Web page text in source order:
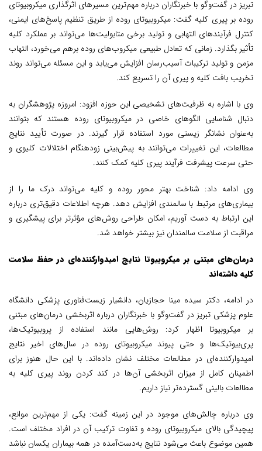
تبریز در گفت‌وگو با خبرنگاران درباره مهم‌ترین مسیرهای اثرگذاری میکروبیوتای
روده بر پیری کلیه گفت: میکروبیوتای روده از طریق تنظیم پاسخ‌های ایمنی،
کنترل فرآیندهای التهابی و تولید برخی متابولیت‌ها می‌تواند بر عملکرد کلیه
تأثیر بگذارد. زمانی که تعادل طبیعی میکروب‌های روده برهم می‌خورد، التهاب
مزمن و تولید ترکیبات آسیب‌رسان افزایش می‌یابد و این مسئله می‌تواند روند
تخریب بافت کلیه و پیری آن را تسریع کند.
وی با اشاره به ظرفیت‌های تشخیصی این حوزه افزود: امروزه پژوهشگران به
دنبال شناسایی الگوهای خاصی در میکروبیوتای روده هستند که بتوانند
به‌عنوان نشانگر زیستی مورد استفاده قرار گیرند. در صورت تأیید نتایج
مطالعات، این تغییرات می‌توانند به پیش‌بینی زودهنگام اختلالات کلیوی و
حتی سرعت پیشرفت فرآیند پیری کلیه کمک کنند.
وی ادامه داد: شناخت بهتر محور روده و کلیه می‌تواند درک ما را از
بیماری‌های مرتبط با سالمندی افزایش دهد. هرچه اطلاعات دقیق‌تری درباره
این ارتباط به دست آوریم، امکان طراحی روش‌های مؤثرتر برای پیشگیری و
مراقبت از سلامت سالمندان نیز بیشتر خواهد شد.
درمان‌های مبتنی بر میکروبیوتا نتایج امیدوارکننده‌ای در حفظ سلامت
کلیه داشته‌اند
در ادامه، دکتر سیده مینا حجازیان، دانشیار زیست‌فناوری پزشکی دانشگاه
علوم پزشکی تبریز در گفت‌وگو با خبرنگاران درباره اثربخشی درمان‌های مبتنی
بر میکروبیوتا اظهار کرد: روش‌هایی مانند استفاده از پروبیوتیک‌ها،
پری‌بیوتیک‌ها و حتی پیوند میکروبیوتای روده در سال‌های اخیر نتایج
امیدوارکننده‌ای در مطالعات مختلف نشان داده‌اند. با این حال هنوز برای
اطمینان کامل از میزان اثربخشی آن‌ها در کند کردن روند پیری کلیه به
مطالعات بالینی گسترده‌تر نیاز داریم.
وی درباره چالش‌های موجود در این زمینه گفت: یکی از مهم‌ترین موانع،
پیچیدگی بالای میکروبیوتای روده و تفاوت ترکیب آن در افراد مختلف است.
همین موضوع باعث می‌شود نتایج به‌دست‌آمده در همه بیماران یکسان نباشد